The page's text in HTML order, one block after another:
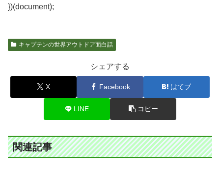
})(document);
キャプテンの世界アウトドア面白話
シェアする
X Facebook はてブ
LINE コピー
関連記事